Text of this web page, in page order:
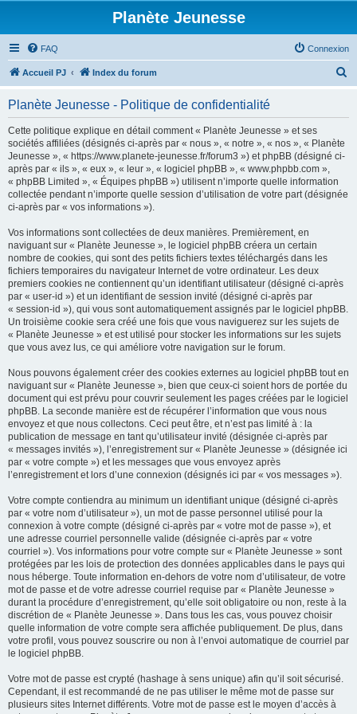
Planète Jeunesse
FAQ Connexion
Accueil PJ Index du forum
Planète Jeunesse - Politique de confidentialité
Cette politique explique en détail comment « Planète Jeunesse » et ses
sociétés affiliées (désignés ci-après par « nous », « notre », « nos », « Planète
Jeunesse », « https://www.planete-jeunesse.fr/forum3 ») et phpBB (désigné ci-
après par « ils », « eux », « leur », « logiciel phpBB », « www.phpbb.com »,
« phpBB Limited », « Équipes phpBB ») utilisent n’importe quelle information
collectée pendant n’importe quelle session d’utilisation de votre part (désignée
ci-après par « vos informations »).
Vos informations sont collectées de deux manières. Premièrement, en
naviguant sur « Planète Jeunesse », le logiciel phpBB créera un certain
nombre de cookies, qui sont des petits fichiers textes téléchargés dans les
fichiers temporaires du navigateur Internet de votre ordinateur. Les deux
premiers cookies ne contiennent qu’un identifiant utilisateur (désigné ci-après
par « user-id ») et un identifiant de session invité (désigné ci-après par
« session-id »), qui vous sont automatiquement assignés par le logiciel phpBB.
Un troisième cookie sera créé une fois que vous naviguerez sur les sujets de
« Planète Jeunesse » et est utilisé pour stocker les informations sur les sujets
que vous avez lus, ce qui améliore votre navigation sur le forum.
Nous pouvons également créer des cookies externes au logiciel phpBB tout en
naviguant sur « Planète Jeunesse », bien que ceux-ci soient hors de portée du
document qui est prévu pour couvrir seulement les pages créées par le logiciel
phpBB. La seconde manière est de récupérer l’information que vous nous
envoyez et que nous collectons. Ceci peut être, et n’est pas limité à : la
publication de message en tant qu’utilisateur invité (désignée ci-après par
« messages invités »), l’enregistrement sur « Planète Jeunesse » (désignée ici
par « votre compte ») et les messages que vous envoyez après
l’enregistrement et lors d’une connexion (désignés ici par « vos messages »).
Votre compte contiendra au minimum un identifiant unique (désigné ci-après
par « votre nom d’utilisateur »), un mot de passe personnel utilisé pour la
connexion à votre compte (désigné ci-après par « votre mot de passe »), et
une adresse courriel personnelle valide (désignée ci-après par « votre
courriel »). Vos informations pour votre compte sur « Planète Jeunesse » sont
protégées par les lois de protection des données applicables dans le pays qui
nous héberge. Toute information en-dehors de votre nom d’utilisateur, de votre
mot de passe et de votre adresse courriel requise par « Planète Jeunesse »
durant la procédure d’enregistrement, qu’elle soit obligatoire ou non, reste à la
discrétion de « Planète Jeunesse ». Dans tous les cas, vous pouvez choisir
quelle information de votre compte sera affichée publiquement. De plus, dans
votre profil, vous pouvez souscrire ou non à l’envoi automatique de courriel par
le logiciel phpBB.
Votre mot de passe est crypté (hashage à sens unique) afin qu’il soit sécurisé.
Cependant, il est recommandé de ne pas utiliser le même mot de passe sur
plusieurs sites Internet différents. Votre mot de passe est le moyen d’accès à